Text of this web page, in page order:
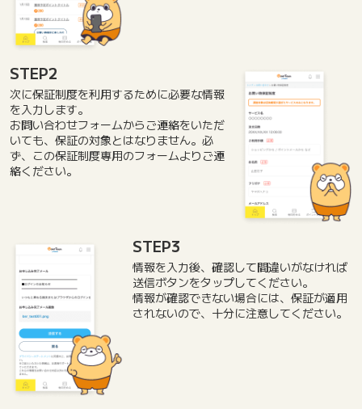
STEP2
次に保証制度を利用するために必要な情報
を入力します。
お問い合わせフォームからご連絡をいただ
いても、保証の対象とはなりません。必
ず、この保証制度専用のフォームよりご連
絡ください。
STEP3
情報を入力後、確認して間違いがなければ
送信ボタンをタップしてください。
情報が確認できない場合には、保証が適用
されないので、十分に注意してください。